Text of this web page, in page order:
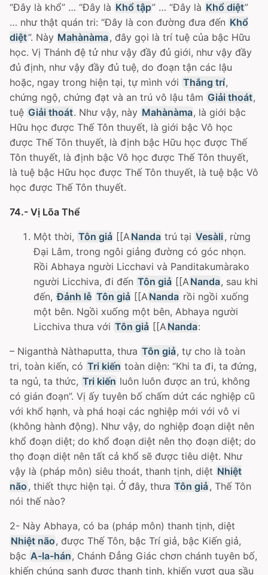
“Ðây là khổ” … “Ðây là Khổ tập” … “Ðây là Khổ diệt”
… như thật quán tri: “Ðây là con đường đưa đến Khổ
diệt”. Này Mahànàma, đây gọi là trí tuệ của bậc Hữu
học. Vị Thánh đệ tử như vậy đầy đủ giới, như vậy đầy
đủ định, như vậy đầy đủ tuệ, do đoạn tận các lậu
hoặc, ngay trong hiện tại, tự mình với Thắng trí,
chứng ngộ, chứng đạt và an trú vô lậu tâm Giải thoát,
tuệ Giải thoát. Như vậy, này Mahànàma, là giới bậc
Hữu học được Thế Tôn thuyết, là giới bậc Vô học
được Thế Tôn thuyết, là định bậc Hữu học được Thế
Tôn thuyết, là định bậc Vô học được Thế Tôn thuyết,
là tuệ bậc Hữu học được Thế Tôn thuyết, là tuệ bậc Vô
học được Thế Tôn thuyết.
74.- Vị Lõa Thể
Một thời, Tôn giả [[A Nanda trú tại Vesàli , rừng
Ðại Lâm, trong ngôi giảng đường có góc nhọn.
Rồi Abhaya người Licchavi và Panditakumàrako
người Licchiva, đi đến Tôn giả [[A Nanda, sau khi
đến, Đảnh lễ Tôn giả [[A Nanda rồi ngồi xuống
một bên. Ngồi xuống một bên, Abhaya người
Licchiva thưa với Tôn giả [[A Nanda:
– Niganthà Nàthaputta, thưa Tôn giả, tự cho là toàn
tri, toàn kiến, có Tri kiến toàn diện: “Khi ta đi, ta đứng,
ta ngủ, ta thức, Tri kiến luôn luôn được an trú, không
có gián đoạn”. Vị ấy tuyên bố chấm dứt các nghiệp cũ
với khổ hạnh, và phá hoại các nghiệp mới với vô vi
(không hành động). Như vậy, do nghiệp đoạn diệt nên
khổ đoạn diệt; do khổ đoạn diệt nên thọ đoạn diệt; do
thọ đoạn diệt nên tất cả khổ sẽ được tiêu diệt. Như
vậy là (pháp môn) siêu thoát, thanh tịnh, diệt Nhiệt
não , thiết thực hiện tại. Ở đây, thưa Tôn giả, Thế Tôn
nói thế nào?
2- Này Abhaya, có ba (pháp môn) thanh tịnh, diệt
Nhiệt não, được Thế Tôn, bậc Trí giả, bậc Kiến giả,
bậc A-la-hán, Chánh Ðẳng Giác chơn chánh tuyên bố,
khiến chúng sanh được thanh tịnh, khiến vượt qua sầu